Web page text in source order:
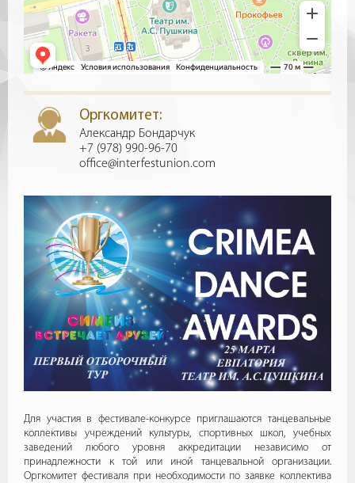
Оргкомитет:
Александр Бондарчук
+7 (978) 990-96-70
office@interfestunion.com
Для участия в фестивале-конкурсе приглашаются танцевальные
коллективы учреждений культуры, спортивных школ, учебных
заведений любого уровня аккредитации независимо от
принадлежности к той или иной танцевальной организации.
Оргкомитет фестиваля при необходимости по заявке коллектива